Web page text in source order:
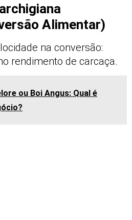
Alimentar)
na conversão:
rendimento de carcaça.
ou Boi Angus: Qual é